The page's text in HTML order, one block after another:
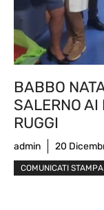
BABBO
SALERNO
RUGGI
admin 20
COMUNICATI STAMPA